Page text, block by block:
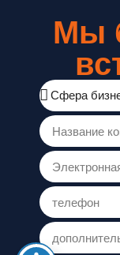
Мы